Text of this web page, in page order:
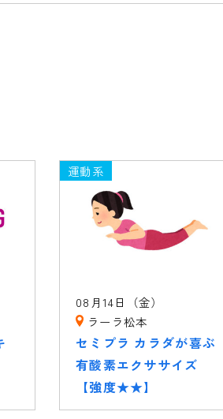
運動系
08月14日（金）
ラーラ松本
セミプラ カラダが喜ぶ
有酸素エクササイズ
【強度★★】